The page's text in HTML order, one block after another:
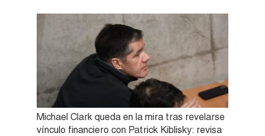
Michael Clark queda en la mira tras revelarse
vínculo financiero con Patrick Kiblisky: revisa